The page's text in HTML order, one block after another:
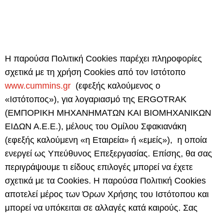
Η παρούσα Πολιτική Cookies παρέχει πληροφορίες
σχετικά με τη χρήση Cookies από τον Ιστότοπο
www.cummins.gr (εφεξής καλούμενος ο
«Ιστότοπος»), για λογαριασμό της ERGOTRAK
(ΕΜΠΟΡΙΚΗ ΜΗΧΑΝΗΜΑΤΩΝ ΚΑΙ ΒΙΟΜΗΧΑΝΙΚΩΝ
ΕΙΔΩΝ Α.Ε.Ε.), μέλους του Ομίλου Σφακιανάκη
(εφεξής καλούμενη «η Εταιρεία» ή «εμείς»), η οποία
ενεργεί ως Υπεύθυνος Επεξεργασίας. Επίσης, θα σας
περιγράψουμε τι είδους επιλογές μπορεί να έχετε
σχετικά με τα Cookies. Η παρούσα Πολιτική Cookies
αποτελεί μέρος των Όρων Χρήσης του Ιστότοπου και
μπορεί να υπόκειται σε αλλαγές κατά καιρούς. Σας